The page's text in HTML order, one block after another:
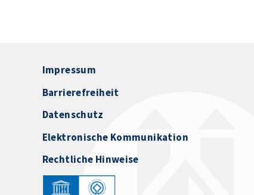
Impressum
Barrierefreiheit
Datenschutz
Elektronische Kommunikation
Rechtliche Hinweise